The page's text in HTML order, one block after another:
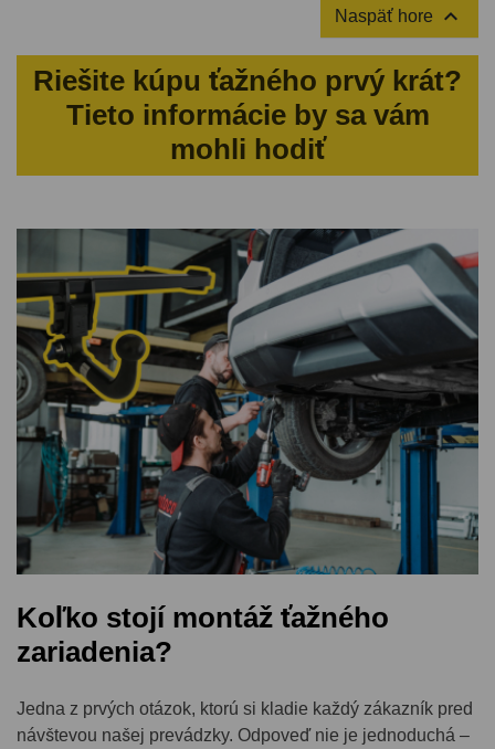
Naspäť hore 
Riešite kúpu ťažného prvý krát?
Tieto informácie by sa vám
mohli hodiť
Koľko stojí montáž ťažného
zariadenia?
Jedna z prvých otázok, ktorú si kladie každý zákazník pred
návštevou našej prevádzky. Odpoveď nie je jednoduchá –